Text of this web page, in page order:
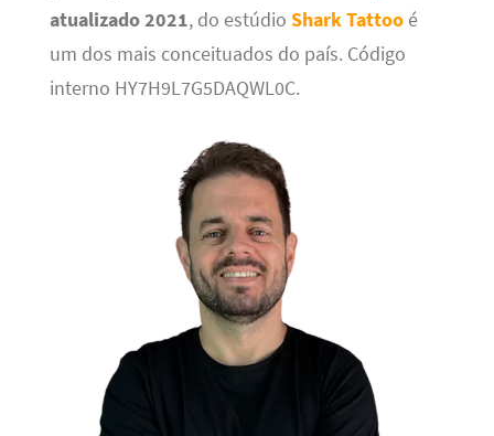
atualizado 2021, do estúdio Shark Tattooé
um dos mais conceituados do país. Código
interno HY7H9L7G5DAQWL0C.